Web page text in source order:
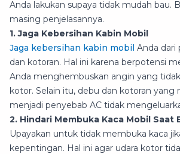
Anda lakukan supaya tidak mudah bau.
masing penjelasannya.
1. Jaga Kebersihan Kabin Mobil
Jaga kebersihan kabin mobil Anda dari
dan kotoran. Hal ini karena berpotensi
Anda menghembuskan angin yang
kotor. Selain itu, debu dan kotoran
menjadi penyebab AC tidak
2. Hindari Membuka Kaca Mobil Saat
Upayakan untuk tidak membuka kaca
kepentingan. Hal ini agar udara kotor